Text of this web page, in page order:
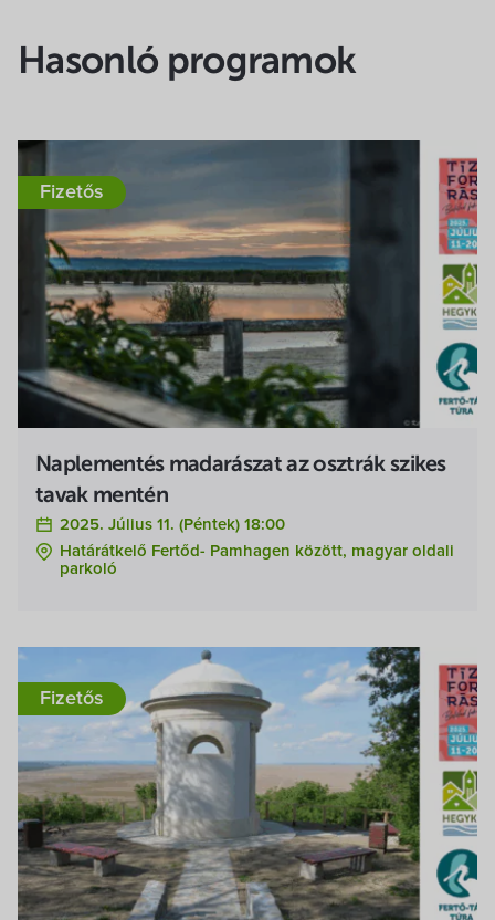
Hasonló programok
Fizetős
Naplementés madarászat az osztrák szikes
tavak mentén
2025. Július 11. (péntek) 18:00
Határátkelő Fertőd- Pamhagen között, magyar oldali
parkoló
Fizetős